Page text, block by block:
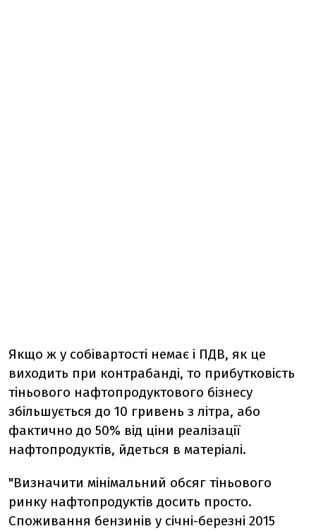
Якщо ж у собівартості немає і ПДВ, як це
виходить при контрабанді, то прибутковість
тіньового нафтопродуктового бізнесу
збільшується до 10 гривень з літра, або
фактично до 50% від ціни реалізації
нафтопродуктів, йдеться в матеріалі.
"Визначити мінімальний обсяг тіньового
ринку нафтопродуктів досить просто.
Споживання бензинів у січні-березні 2015